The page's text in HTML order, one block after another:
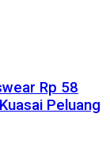
Rp 58
Peluang